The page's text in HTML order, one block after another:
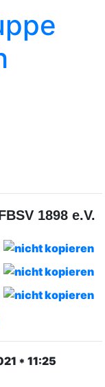
1898 e.V.
* 11:25